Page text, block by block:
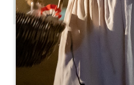
Copiare il codice GPS
ETICHETTE